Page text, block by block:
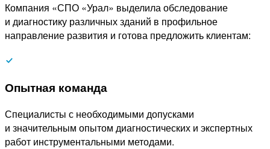
Компания «СПО «Урал» выделила обследование
и диагностику различных зданий в профильное
направление развития и готова предложить клиентам:
Опытная команда
Специалисты с необходимыми допусками
и значительным опытом диагностических и экспертных
работ инструментальными методами.